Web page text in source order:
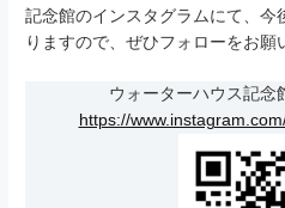
記念館のインスタグラムにて、今
りますので、ぜひフォローをお願
ウォーターハウス記
https://